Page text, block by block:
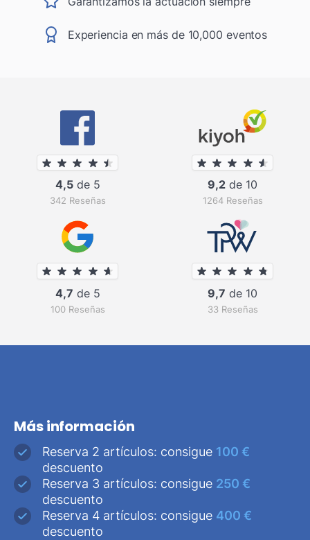
Experiencia en más de 10,000 eventos
4,5de 5
342 Reseñas
9,2 de 10
1264 Reseñas
4,7 de 5
100 Reseñas
9,7 de 10
33 Reseñas
Más información
Reserva 2 artículos: consigue 100 €
descuento
Reserva 3 artículos: consigue 250 €
descuento
Reserva 4 artículos: consigue 400 €
descuento